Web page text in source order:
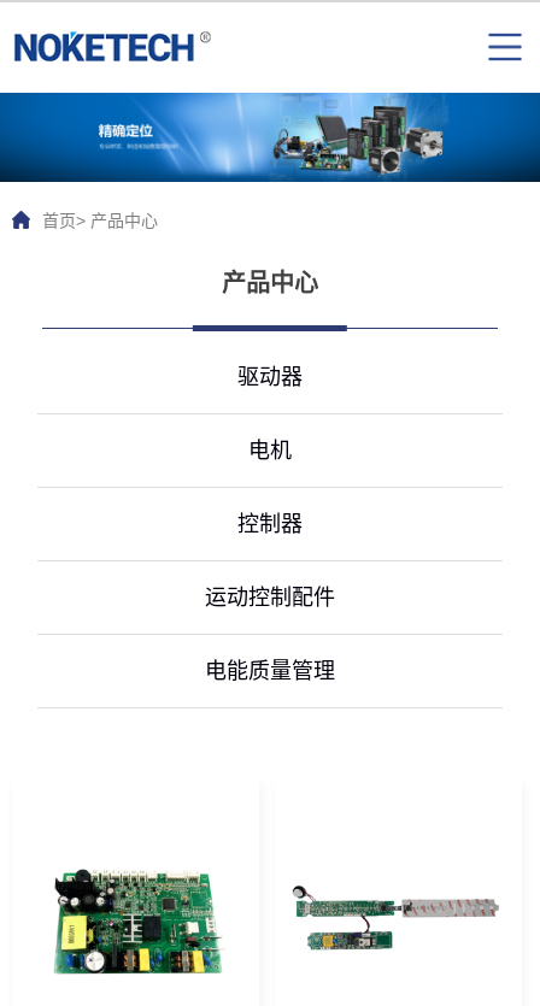
首页> 产品中心
产品中心
驱动器
电机
控制器
运动控制配件
电能质量管理